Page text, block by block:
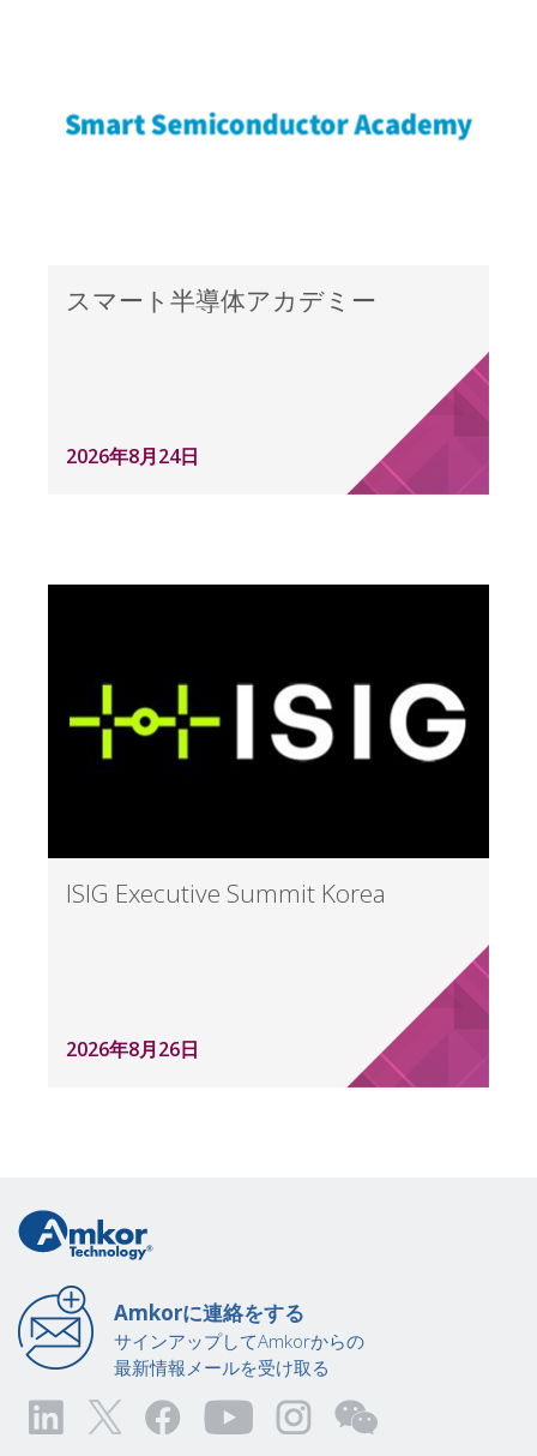
スマート半導体アカデミー
2026年8月24日
ISIG Executive Summit Korea
2026年8月26日
Amkorに連絡をする
サインアップしてAmkorからの
最新情報メールを受け取る